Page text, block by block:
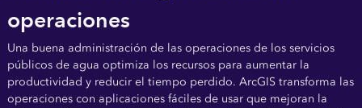
operaciones
Una buena administración de las operaciones de los servicios
públicos de agua optimiza los recursos para aumentar la
productividad y reducir el tiempo perdido. ArcGIS transforma las
operaciones con aplicaciones fáciles de usar que mejoran la